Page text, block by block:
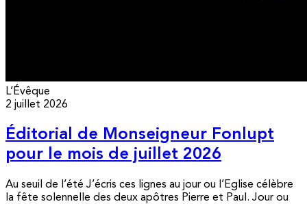
L’Évêque
2 juillet 2026
Éditorial de Monseigneur Fonlupt
pour le mois de juillet 2026
Au seuil de l’été J’écris ces lignes au jour ou l’Eglise célèbre
la fête solennelle des deux apôtres Pierre et Paul. Jour ou